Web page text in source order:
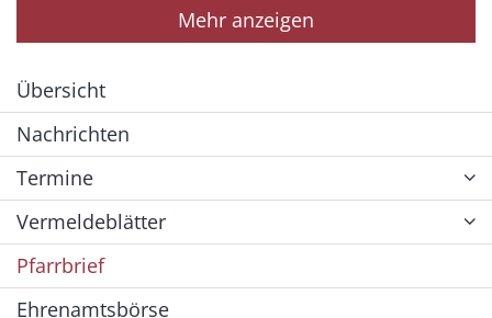
Mehr anzeigen
Übersicht
Nachrichten
Termine
Vermeldeblätter
Pfarrbrief
Ehrenamtsbörse